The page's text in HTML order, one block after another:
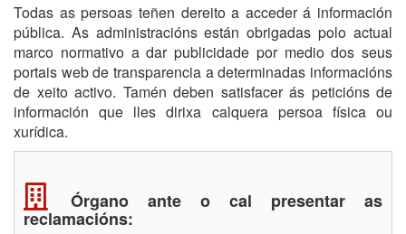
Todas as persoas teñen dereito a acceder á información
pública. As administracións están obrigadas polo actual
marco normativo a dar publicidade por medio dos seus
portais web de transparencia a determinadas informacións
de xeito activo. Tamén deben satisfacer ás peticións de
información que lles dirixa calquera persoa física ou
xurídica.
Órgano ante o cal presentar as
reclamacións: